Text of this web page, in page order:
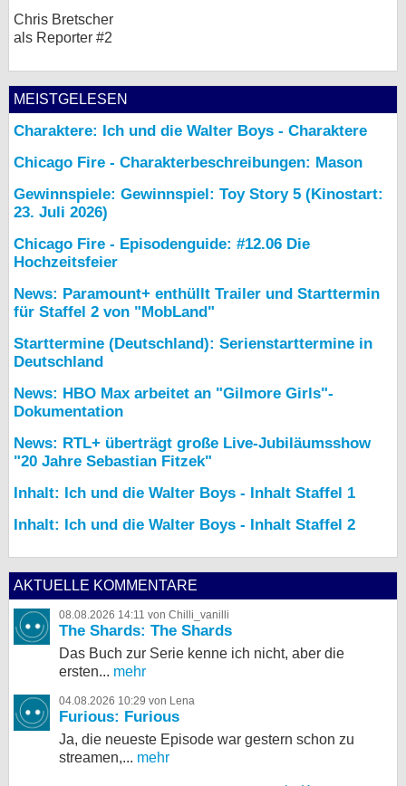
Chris Bretscher
als Reporter #2
MEISTGELESEN
Charaktere: Ich und die Walter Boys - Charaktere
Chicago Fire - Charakterbeschreibungen: Mason
Gewinnspiele: Gewinnspiel: Toy Story 5 (Kinostart:
23. Juli 2026)
Chicago Fire - Episodenguide: #12.06 Die
Hochzeitsfeier
News: Paramount+ enthüllt Trailer und Starttermin
für Staffel 2 von "MobLand"
Starttermine (Deutschland): Serienstarttermine in
Deutschland
News: HBO Max arbeitet an "Gilmore Girls"-
Dokumentation
News: RTL+ überträgt große Live-Jubiläumsshow
"20 Jahre Sebastian Fitzek"
Inhalt: Ich und die Walter Boys - Inhalt Staffel 1
Inhalt: Ich und die Walter Boys - Inhalt Staffel 2
AKTUELLE KOMMENTARE
08.08.2026 14:11 von Chilli_vanilli
The Shards: The Shards
Das Buch zur Serie kenne ich nicht, aber die
ersten... mehr
04.08.2026 10:29 von Lena
Furious: Furious
Ja, die neueste Episode war gestern schon zu
streamen,... mehr